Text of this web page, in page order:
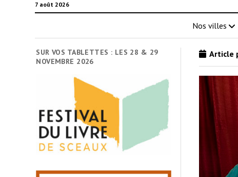
7 août 2026
Nos villes
SUR VOS TABLETTES : LES 28 & 29
NOVEMBRE 2026
Article